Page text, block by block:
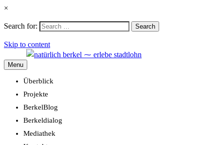
×
Search for: Search
Skip to content
Menu
Überblick
Projekte
BerkelBlog
Berkeldialog
Mediathek